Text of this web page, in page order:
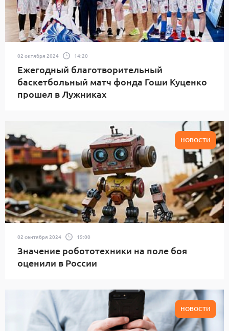
02 октября 2024 14:20
Ежегодный благотворительный
баскетбольный матч фонда Гоши Куценко
прошел в Лужниках
НОВОСТИ
02 сентября 2024 19:00
Значение робототехники на поле боя
оценили в России
НОВОСТИ